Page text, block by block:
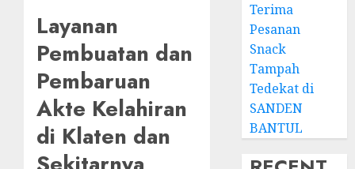
Layanan
Pembuatan dan
Pembaruan
Akte Kelahiran
di Klaten dan
Terima
Pesanan
Snack
Tampah
Tedekat di
SANDEN
BANTUL